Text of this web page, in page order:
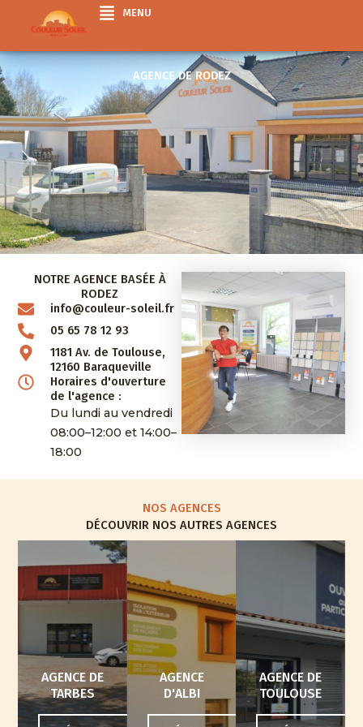
contenu
MENU
AGENCE DE RODEZ
NOTRE AGENCE BASÉE À
RODEZ
info@couleur-soleil.fr
05 65 78 12 93
1181 Av. de Toulouse,
12160 Baraqueville
Horaires d'ouverture
de l'agence :
Du lundi au vendredi
08:00–12:00 et 14:00–
18:00
NOS AGENCES
DÉCOUVRIR NOS AUTRES AGENCES
AGENCE DE
TARBES
AGENCE
D'ALBI
AGENCE DE
TOULOUSE